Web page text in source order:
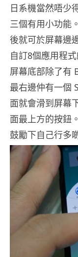
日系機當然唔少
三個有用小功能
後就可於屏幕邊
自訂8個應用程
屏幕底部除了有
最右邊仲有一個
面就會滑到屏幕
面最上方的按鈕
鼓勵下自己行多